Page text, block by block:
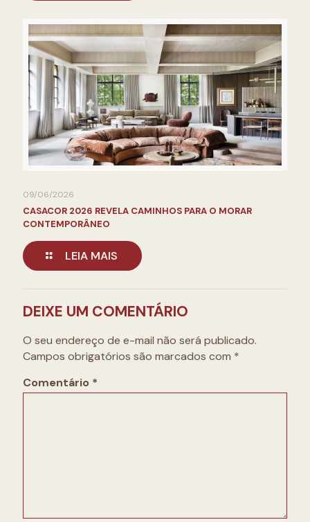
09/06/2026
CASACOR 2026 REVELA CAMINHOS PARA O MORAR
CONTEMPORÂNEO
LEIA MAIS
DEIXE UM COMENTÁRIO
O seu endereço de e-mail não será publicado.
Campos obrigatórios são marcados com *
Comentário *